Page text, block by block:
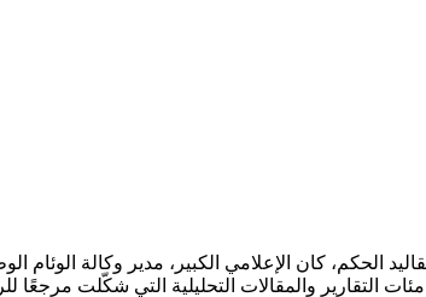
الحكم، كان الإعلامي الكبير، مدير وكالة الوئام
التقارير والمقالات التحليلية التي شكّلت مرجعًا